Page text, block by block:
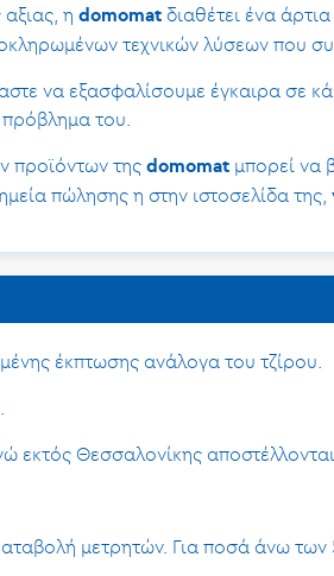
η domomat διαθέτει ένα
τεχνικών λύσεων που
να εξασφαλίσουμε έγκαιρα σε
του.
προϊόντων της domomat μπορεί να
πώλησης η στην ιστοσελίδα της,
έκπτωσης ανάλογα του τζίρου.
εκτός Θεσσαλονίκης
μετρητών. Για ποσά άνω